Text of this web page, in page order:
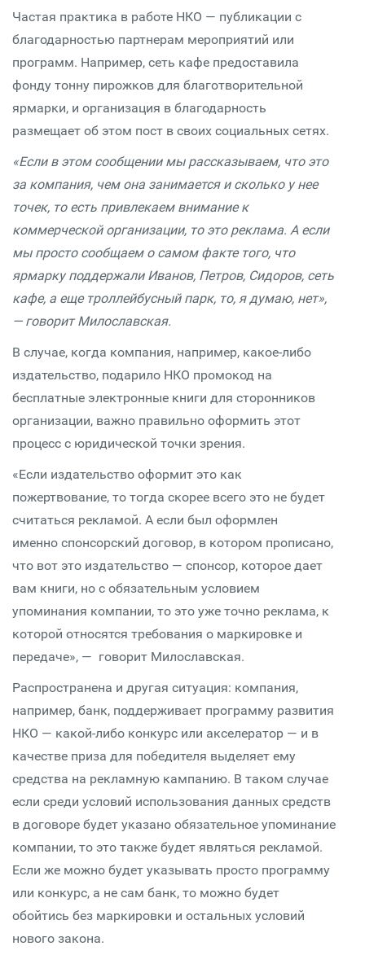
Частая практика в работе НКО — публикации с
благодарностью партнерам мероприятий или
программ. Например, сеть кафе предоставила
фонду тонну пирожков для благотворительной
ярмарки, и организация в благодарность
размещает об этом пост в своих социальных сетях.
«Если в этом сообщении мы рассказываем, что это
за компания, чем она занимается и сколько у нее
точек, то есть привлекаем внимание к
коммерческой организации, то это реклама. А если
мы просто сообщаем о самом факте того, что
ярмарку поддержали Иванов, Петров, Сидоров, сеть
кафе, а еще троллейбусный парк, то, я думаю, нет»,
— говорит Милославская.
В случае, когда компания, например, какое-либо
издательство, подарило НКО промокод на
бесплатные электронные книги для сторонников
организации, важно правильно оформить этот
процесс с юридической точки зрения.
«Если издательство оформит это как
пожертвование, то тогда скорее всего это не будет
считаться рекламой. А если был оформлен
именно спонсорский договор, в котором прописано,
что вот это издательство — спонсор, которое дает
вам книги, но с обязательным условием
упоминания компании, то это уже точно реклама, к
которой относятся требования о маркировке и
передаче», — говорит Милославская.
Распространена и другая ситуация: компания,
например, банк, поддерживает программу развития
НКО — какой-либо конкурс или акселератор — и в
качестве приза для победителя выделяет ему
средства на рекламную кампанию. В таком случае
если среди условий использования данных средств
в договоре будет указано обязательное упоминание
компании, то это также будет являться рекламой.
Если же можно будет указывать просто программу
или конкурс, а не сам банк, то можно будет
обойтись без маркировки и остальных условий
нового закона.